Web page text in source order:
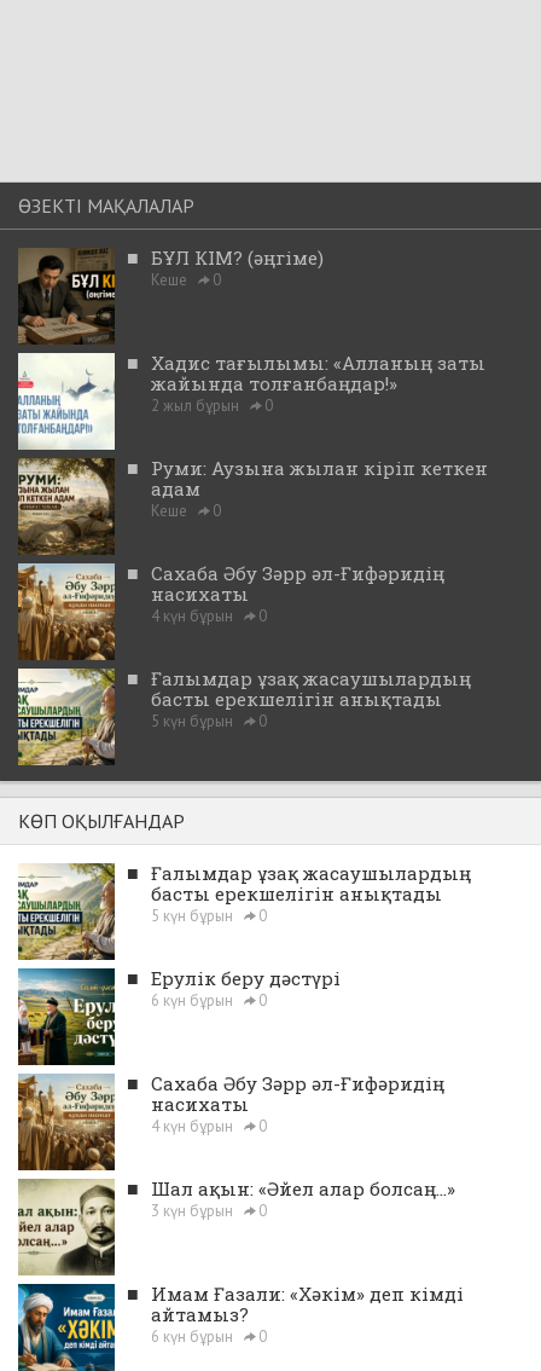
ӨЗЕКТІ МАҚАЛАЛАР
■ БҰЛ КІМ? (әңгіме)
Кеше 0
■ Хадис тағылымы: «Алланың заты
жайында толғанбаңдар!»
2 жыл бұрын 0
■ Руми: Аузына жылан кіріп кеткен
адам
Кеше 0
■ Сахаба Әбу Зәрр әл-Ғифәридің
насихаты
4 күн бұрын 0
■ Ғалымдар ұзақ жасаушылардың
басты ерекшелігін анықтады
5 күн бұрын 0
КӨП ОҚЫЛҒАНДАР
■ Ғалымдар ұзақ жасаушылардың
басты ерекшелігін анықтады
5 күн бұрын 0
■ Ерулік беру дәстүрі
6 күн бұрын 0
■ Сахаба Әбу Зәрр әл-Ғифәридің
насихаты
4 күн бұрын 0
■ Шал ақын: «Әйел алар болсаң...»
3 күн бұрын 0
■ Имам Ғазали: «Хәкім» деп кімді
айтамыз?
6 күн бұрын 0